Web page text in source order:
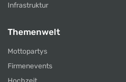
Infrastruktur
Themenwelt
Mottopartys
Firmenevents